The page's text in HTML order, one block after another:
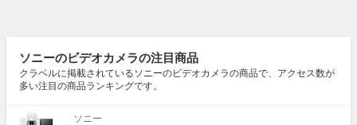
ソニーのビデオカメラの注目商品
クラベルに掲載されているソニーのビデオカメラの商品で、アクセス数が
多い注目の商品ランキングです。
ソニー